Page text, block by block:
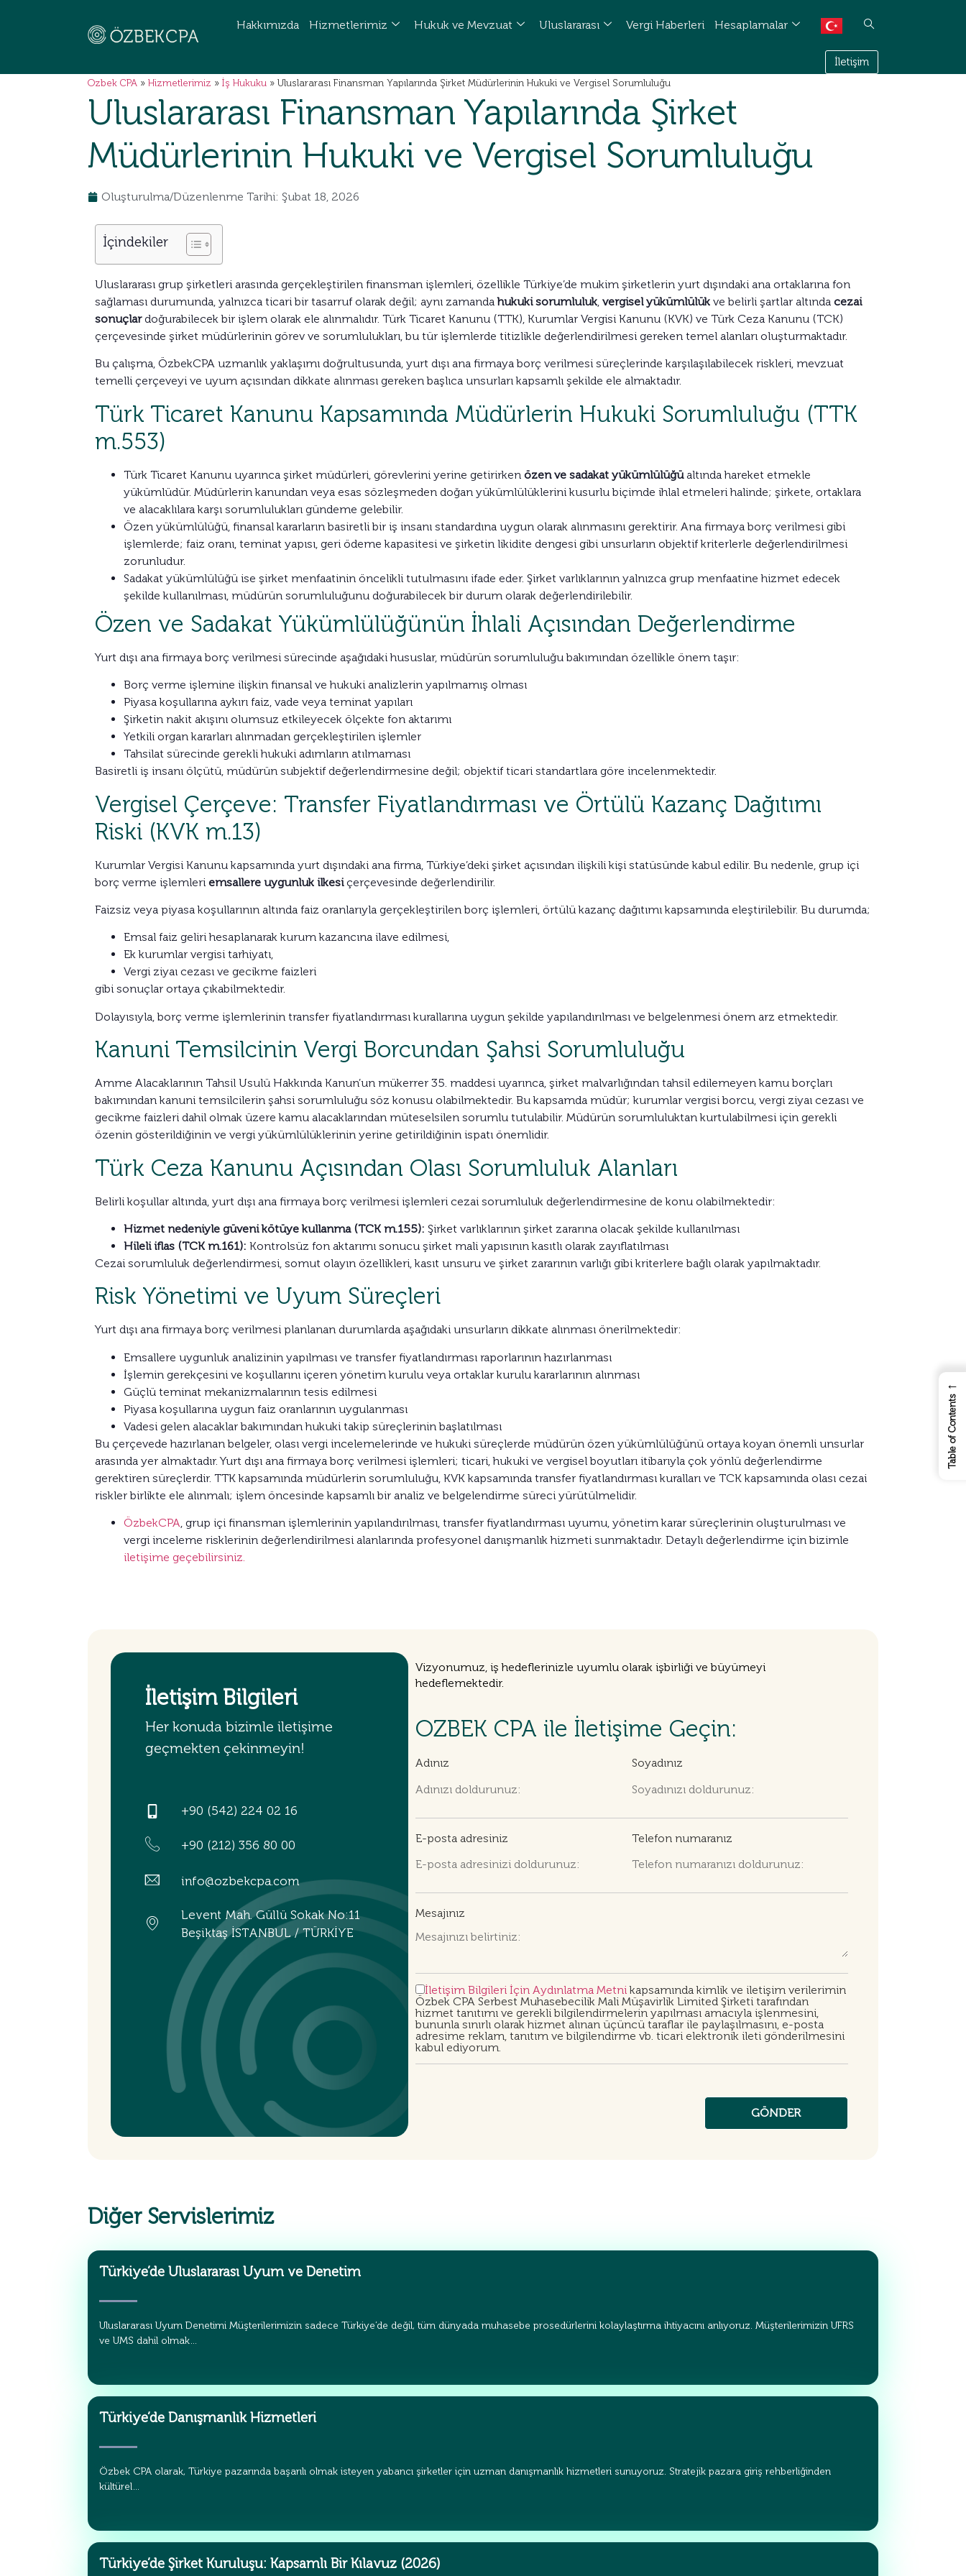
Hakkımızda Hizmetlerimiz Hukuk ve Mevzuat Uluslararası Vergi Haberleri Hesaplamalar
İletişim
Ozbek CPA » Hizmetlerimiz » İş Hukuku » Uluslararası Finansman Yapılarında Şirket Müdürlerinin Hukuki ve Vergisel Sorumluluğu
Uluslararası Finansman Yapılarında Şirket
Müdürlerinin Hukuki ve Vergisel Sorumluluğu
Oluşturulma/Düzenlenme Tarihi: Şubat 18, 2026
İçindekiler
Uluslararası grup şirketleri arasında gerçekleştirilen finansman işlemleri, özellikle Türkiye’de mukim şirketlerin yurt dışındaki ana ortaklarına fon
sağlaması durumunda, yalnızca ticari bir tasarruf olarak değil; aynı zamandahukuki sorumluluk, vergisel yükümlülük ve belirli şartlar altında cezai
sonuçlardoğurabilecek bir işlem olarak ele alınmalıdır. Türk Ticaret Kanunu (TTK), Kurumlar Vergisi Kanunu (KVK) ve Türk Ceza Kanunu (TCK)
çerçevesinde şirket müdürlerinin görev ve sorumlulukları, bu tür işlemlerde titizlikle değerlendirilmesi gereken temel alanları oluşturmaktadır.
Bu çalışma, ÖzbekCPA uzmanlık yaklaşımı doğrultusunda, yurt dışı ana firmaya borç verilmesi süreçlerinde karşılaşılabilecek riskleri, mevzuat
temelli çerçeveyi ve uyum açısından dikkate alınması gereken başlıca unsurları kapsamlı şekilde ele almaktadır.
Türk Ticaret Kanunu Kapsamında Müdürlerin Hukuki Sorumluluğu (TTK
m.553)
Türk Ticaret Kanunu uyarınca şirket müdürleri, görevlerini yerine getirirken özen ve sadakat yükümlülüğüaltında hareket etmekle
yükümlüdür. Müdürlerin kanundan veya esas sözleşmeden doğan yükümlülüklerini kusurlu biçimde ihlal etmeleri halinde; şirkete, ortaklara
ve alacaklılara karşı sorumlulukları gündeme gelebilir.
Özen yükümlülüğü, finansal kararların basiretli bir iş insanı standardına uygun olarak alınmasını gerektirir. Ana firmaya borç verilmesi gibi
işlemlerde; faiz oranı, teminat yapısı, geri ödeme kapasitesi ve şirketin likidite dengesi gibi unsurların objektif kriterlerle değerlendirilmesi
zorunludur.
Sadakat yükümlülüğü ise şirket menfaatinin öncelikli tutulmasını ifade eder. Şirket varlıklarının yalnızca grup menfaatine hizmet edecek
şekilde kullanılması, müdürün sorumluluğunu doğurabilecek bir durum olarak değerlendirilebilir.
Özen ve Sadakat Yükümlülüğünün İhlali Açısından Değerlendirme
Yurt dışı ana firmaya borç verilmesi sürecinde aşağıdaki hususlar, müdürün sorumluluğu bakımından özellikle önem taşır:
Borç verme işlemine ilişkin finansal ve hukuki analizlerin yapılmamış olması
Piyasa koşullarına aykırı faiz, vade veya teminat yapıları
Şirketin nakit akışını olumsuz etkileyecek ölçekte fon aktarımı
Yetkili organ kararları alınmadan gerçekleştirilen işlemler
Tahsilat sürecinde gerekli hukuki adımların atılmaması
Basiretli iş insanı ölçütü, müdürün subjektif değerlendirmesine değil; objektif ticari standartlara göre incelenmektedir.
Vergisel Çerçeve: Transfer Fiyatlandırması ve Örtülü Kazanç Dağıtımı
Riski (KVK m.13)
Kurumlar Vergisi Kanunu kapsamında yurt dışındaki ana firma, Türkiye’deki şirket açısından ilişkili kişi statüsünde kabul edilir. Bu nedenle, grup içi
borç verme işlemleri emsallere uygunluk ilkesiçerçevesinde değerlendirilir.
Faizsiz veya piyasa koşullarının altında faiz oranlarıyla gerçekleştirilen borç işlemleri, örtülü kazanç dağıtımı kapsamında eleştirilebilir. Bu durumda;
Emsal faiz geliri hesaplanarak kurum kazancına ilave edilmesi,
Ek kurumlar vergisi tarhiyatı,
Vergi ziyaı cezası ve gecikme faizleri
gibi sonuçlar ortaya çıkabilmektedir.
Dolayısıyla, borç verme işlemlerinin transfer fiyatlandırması kurallarına uygun şekilde yapılandırılması ve belgelenmesi önem arz etmektedir.
Kanuni Temsilcinin Vergi Borcundan Şahsi Sorumluluğu
Amme Alacaklarının Tahsil Usulü Hakkında Kanun’un mükerrer 35. maddesi uyarınca, şirket malvarlığından tahsil edilemeyen kamu borçları
bakımından kanuni temsilcilerin şahsi sorumluluğu söz konusu olabilmektedir. Bu kapsamda müdür; kurumlar vergisi borcu, vergi ziyaı cezası ve
gecikme faizleri dahil olmak üzere kamu alacaklarından müteselsilen sorumlu tutulabilir. Müdürün sorumluluktan kurtulabilmesi için gerekli
özenin gösterildiğinin ve vergi yükümlülüklerinin yerine getirildiğinin ispatı önemlidir.
Türk Ceza Kanunu Açısından Olası Sorumluluk Alanları
Belirli koşullar altında, yurt dışı ana firmaya borç verilmesi işlemleri cezai sorumluluk değerlendirmesine de konu olabilmektedir:
Hizmet nedeniyle güveni kötüye kullanma (TCK m.155): Şirket varlıklarının şirket zararına olacak şekilde kullanılması
Hileli iflas (TCK m.161): Kontrolsüz fon aktarımı sonucu şirket mali yapısının kasıtlı olarak zayıflatılması
Cezai sorumluluk değerlendirmesi, somut olayın özellikleri, kasıt unsuru ve şirket zararının varlığı gibi kriterlere bağlı olarak yapılmaktadır.
Risk Yönetimi ve Uyum Süreçleri
Yurt dışı ana firmaya borç verilmesi planlanan durumlarda aşağıdaki unsurların dikkate alınması önerilmektedir:
Emsallere uygunluk analizinin yapılması ve transfer fiyatlandırması raporlarının hazırlanması
İşlemin gerekçesini ve koşullarını içeren yönetim kurulu veya ortaklar kurulu kararlarının alınması
Güçlü teminat mekanizmalarının tesis edilmesi
Piyasa koşullarına uygun faiz oranlarının uygulanması
Vadesi gelen alacaklar bakımından hukuki takip süreçlerinin başlatılması
Bu çerçevede hazırlanan belgeler, olası vergi incelemelerinde ve hukuki süreçlerde müdürün özen yükümlülüğünü ortaya koyan önemli unsurlar
arasında yer almaktadır. Yurt dışı ana firmaya borç verilmesi işlemleri; ticari, hukuki ve vergisel boyutları itibarıyla çok yönlü değerlendirme
gerektiren süreçlerdir. TTK kapsamında müdürlerin sorumluluğu, KVK kapsamında transfer fiyatlandırması kuralları ve TCK kapsamında olası cezai
riskler birlikte ele alınmalı; işlem öncesinde kapsamlı bir analiz ve belgelendirme süreci yürütülmelidir.
ÖzbekCPA, grup içi finansman işlemlerinin yapılandırılması, transfer fiyatlandırması uyumu, yönetim karar süreçlerinin oluşturulması ve
vergi inceleme risklerinin değerlendirilmesi alanlarında profesyonel danışmanlık hizmeti sunmaktadır. Detaylı değerlendirme için bizimle
iletişime geçebilirsiniz.
İletişim Bilgileri
Her konuda bizimle iletişime
geçmekten çekinmeyin!
+90 (542) 224 02 16
+90 (212) 356 80 00
info@ozbekcpa.com
Levent Mah. Güllü Sokak No:11
Beşiktaş İSTANBUL / TÜRKİYE
Vizyonumuz, iş hedeflerinizle uyumlu olarak işbirliği ve büyümeyi
hedeflemektedir.
OZBEK CPA ile İletişime Geçin:
Adınız Soyadınız
E-posta adresiniz Telefon numaranız
Mesajınız
İletişim Bilgileri İçin Aydınlatma Metni kapsamında kimlik ve iletişim verilerimin
Özbek CPA Serbest Muhasebecilik Mali Müşavirlik Limited Şirketi tarafından
hizmet tanıtımı ve gerekli bilgilendirmelerin yapılması amacıyla işlenmesini,
bununla sınırlı olarak hizmet alınan üçüncü taraflar ile paylaşılmasını, e-posta
adresime reklam, tanıtım ve bilgilendirme vb. ticari elektronik ileti gönderilmesini
kabul ediyorum.
Diğer Servislerimiz
Türkiye’de Uluslararası Uyum ve Denetim
Uluslararası Uyum Denetimi Müşterilerimizin sadece Türkiye’de değil, tüm dünyada muhasebe prosedürlerini kolaylaştırma ihtiyacını anlıyoruz. Müşterilerimizin UFRS
ve UMS dahil olmak…
Türkiye’de Danışmanlık Hizmetleri
Özbek CPA olarak, Türkiye pazarında başarılı olmak isteyen yabancı şirketler için uzman danışmanlık hizmetleri sunuyoruz. Stratejik pazara giriş rehberliğinden
kültürel…
Türkiye’de Şirket Kuruluşu: Kapsamlı Bir Kılavuz (2026)
←
Table of Contents